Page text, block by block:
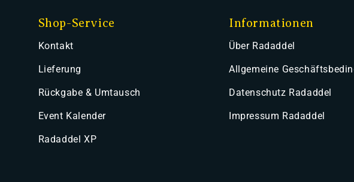
Shop-Service
Kontakt
Lieferung
Rückgabe & Umtausch
Event Kalender
Radaddel XP
Informationen
Über Radaddel
Allgemeine
Datenschutz Radaddel
Impressum Radaddel